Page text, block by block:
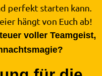
perfekt starten kann.
hängt von Euch ab!
voller Teamgeist,